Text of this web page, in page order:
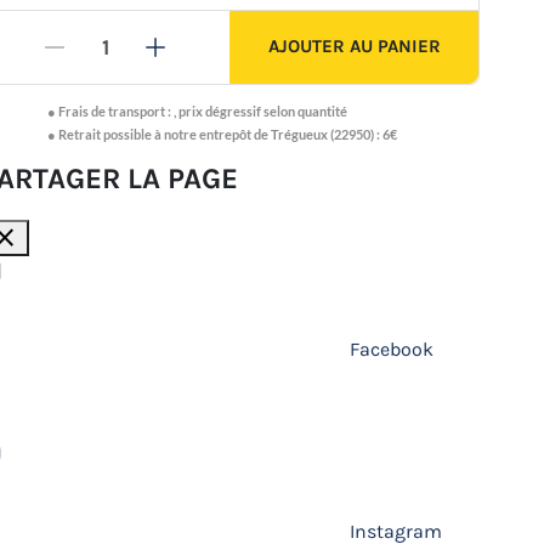
- + AJOUTER AU PANIER
●Frais de transport : ,prix dégressif selon quantité
● Retrait possible à notre entrepôt de Trégueux (22950) : 6€
LA PAGE
Facebook
Instagram